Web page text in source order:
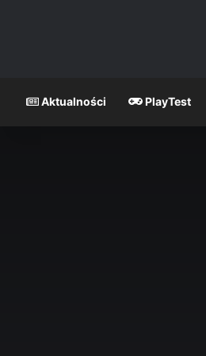
Aktualności PlayTest